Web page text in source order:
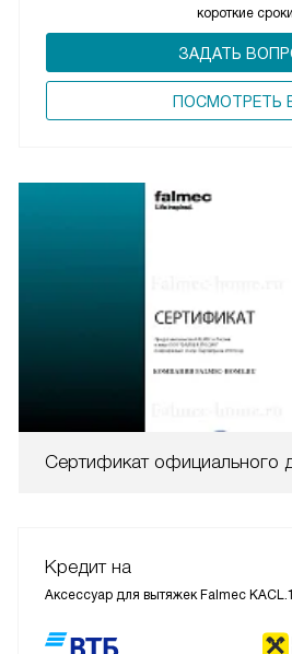
короткие сроки
ЗАДАТЬ
ПОCМОТРЕТЬ
Сертификат официального
Кредит на
Аксессуар для вытяжек Falmec